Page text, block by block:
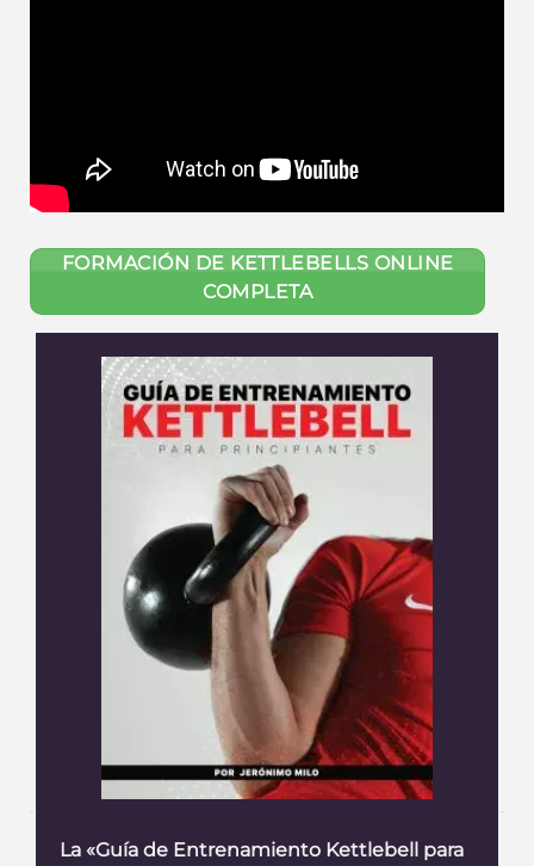
FORMACIÓN DE KETTLEBELLS ONLINE
COMPLETA
La «Guía de Entrenamiento Kettlebell para